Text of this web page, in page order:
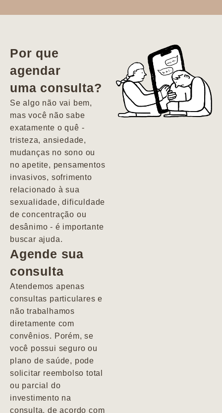
vida. Ela me
encontrou num
estado misto de
depressão e
agitação com
pensamentos
Por que
agendar
uma consulta?
Se algo não vai bem,
mas você não sabe
exatamente o quê -
tristeza, ansiedade,
mudanças no sono ou
no apetite, pensamentos
invasivos, sofrimento
relacionado à sua
sexualidade, dificuldade
de concentração ou
desânimo - é importante
buscar ajuda.
Agende sua
consulta
Atendemos apenas
consultas particulares e
não trabalhamos
diretamente com
convênios. Porém, se
você possui seguro ou
plano de saúde, pode
solicitar reembolso total
ou parcial do
investimento na
consulta, de acordo com